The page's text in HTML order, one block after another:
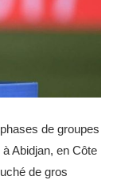
de groupes
Abidjan, en Côte
de gros